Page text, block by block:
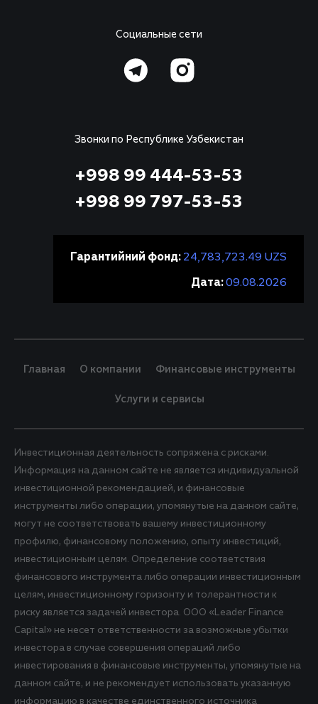
Социальные сети
Звонки по Республике Узбекистан
+998 99 444-53-53
+998 99 797-53-53
Гарантийний фонд: 24,783,723.49 UZS
Дата:09.08.2026
Главная О компании Финансовые инструменты
Услуги и сервисы
Инвестиционная деятельность сопряжена с рисками.
Информация на данном сайте не является индивидуальной
инвестиционной рекомендацией, и финансовые
инструменты либо операции, упомянутые на данном сайте,
могут не соответствовать вашему инвестиционному
профилю, финансовому положению, опыту инвестиций,
инвестиционным целям. Определение соответствия
финансового инструмента либо операции инвестиционным
целям, инвестиционному горизонту и толерантности к
риску является задачей инвестора. ООО «Leader Finance
Capital» не несет ответственности за возможные убытки
инвестора в случае совершения операций либо
инвестирования в финансовые инструменты, упомянутые на
данном сайте, и не рекомендует использовать указанную
информацию в качестве единственного источника